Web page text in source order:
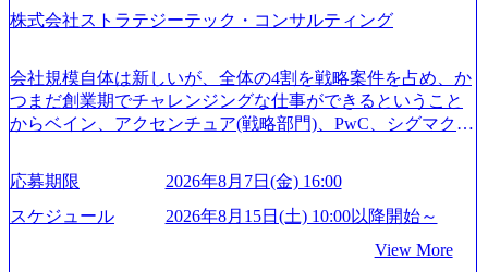
株式会社ストラテジーテック・コンサルティング
会社規模自体は新しいが、全体の4割を戦略案件を占め、か
つまだ創業期でチャレンジングな仕事ができるということ
からベイン、アクセンチュア(戦略部門)、PwC、シグマクシ
が続々ジョインするピュアな戦略を伸ばす新興ファーム。
事業会社機能へ携われる可能性※SaaSプロダクト、地方創
生、メディアなど リモート比率99%、福岡や北海道在中者
業、通信業界に強みがあり、ヘルスケアな業界は広げてい
応募期限
2026年8月7日(金) 16:00
スケジュール
2026年8月15日(土) 10:00以降開始～
View More